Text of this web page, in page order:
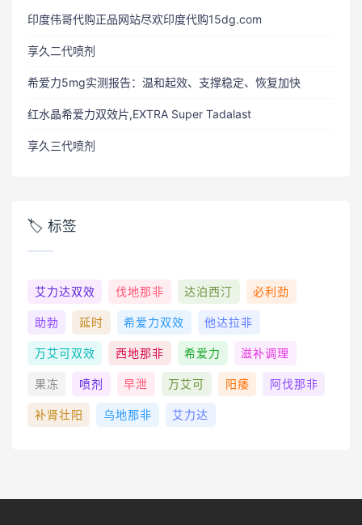
印度伟哥代购正品网站尽欢印度代购15dg.com
享久二代喷剂
希爱力5mg实测报告：温和起效、支撑稳定、恢复加快
红水晶希爱力双效片,EXTRA Super Tadalast
享久三代喷剂
🏷 标签️
艾力达双效 伐地那非 达泊西汀 必利劲
助勃 延时 希爱力双效 他达拉非
万艾可双效 西地那非 希爱力 滋补调理
果冻 喷剂 早泄 万艾可 阳痿 阿伐那非
补肾壮阳 乌地那非 艾力达